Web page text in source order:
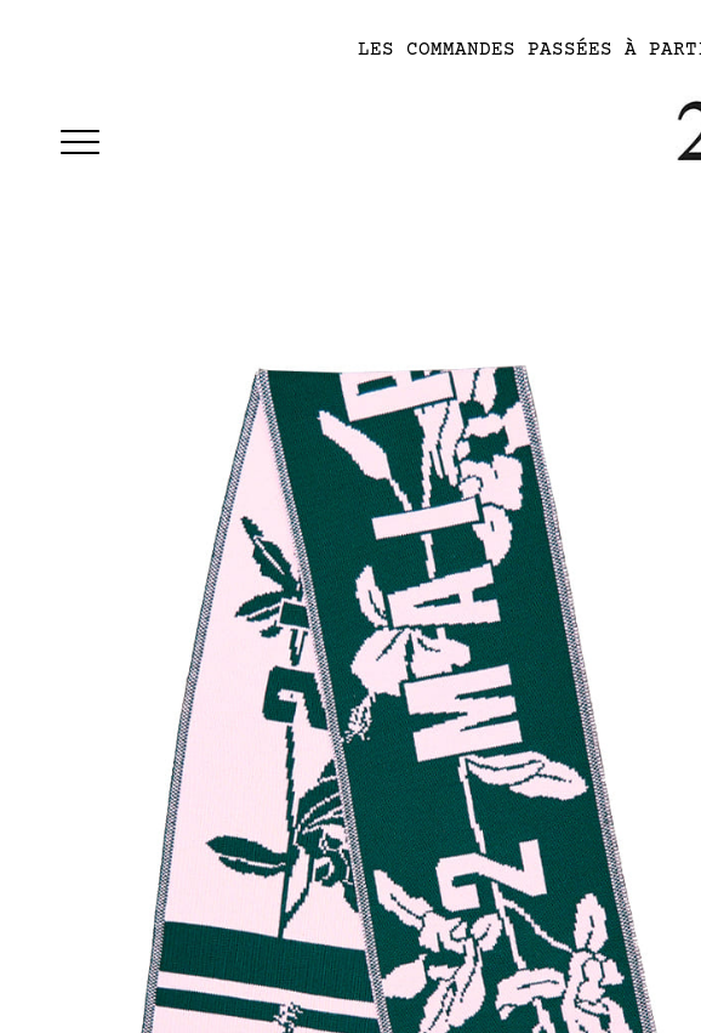
LES COMMANDES PASSÉES À